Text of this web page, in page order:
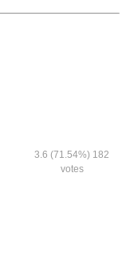
3.6 (71.54%) 182
votes